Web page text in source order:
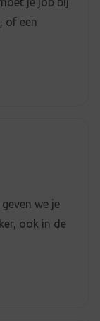
of een
we je
ook in de